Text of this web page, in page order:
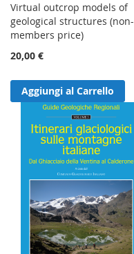
Virtual outcrop models of
geological structures (non-
members price)
20,00 €
Aggiungi al Carrello